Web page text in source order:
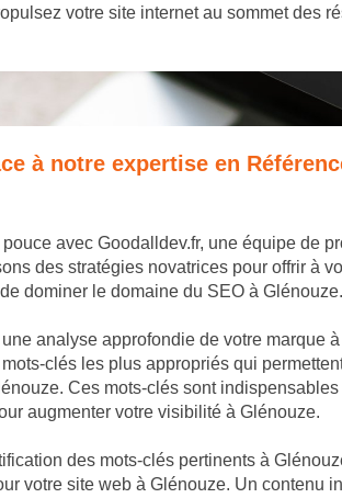
votre site internet au sommet des
à notre expertise en
avec Goodalldev.fr, une équipe de
des stratégies novatrices pour offrir à
dominer le domaine du SEO à Glénouze.
analyse approfondie de votre marque
clés les plus appropriés qui
Ces mots-clés sont
augmenter votre visibilité à Glénouze.
des mots-clés pertinents à
votre site web à Glénouze. Un contenu